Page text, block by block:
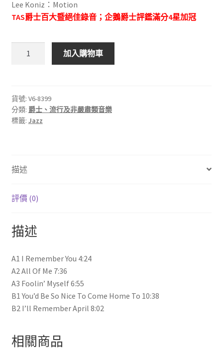
Lee Koniz：Motion
TAS爵士百大暨絕佳錄音；企鵝爵士評鑑滿分4星加冠
Koniz：
Motion
數
加入購物車
貨號: V6-8399
分類: 爵士、流行及非嚴肅類音樂
標籤: Jazz
描述
評價 (0)
描述
A1 I Remember You 4:24
A2 All Of Me 7:36
A3 Foolin’ Myself 6:55
B1 You’d Be So Nice To Come Home To 10:38
B2 I’ll Remember April 8:02
相關商品